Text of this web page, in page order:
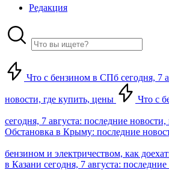
Редакция
Что с бензином в СПб сегодня, 7
новости, где купить, цены Что с
сегодня, 7 августа: последние
Обстановка в Крыму: последние
бензином и электричеством, как
в Казани сегодня, 7 августа: